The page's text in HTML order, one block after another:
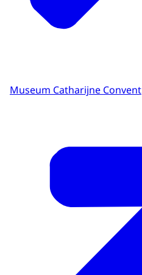
Museum Catharijne Convent